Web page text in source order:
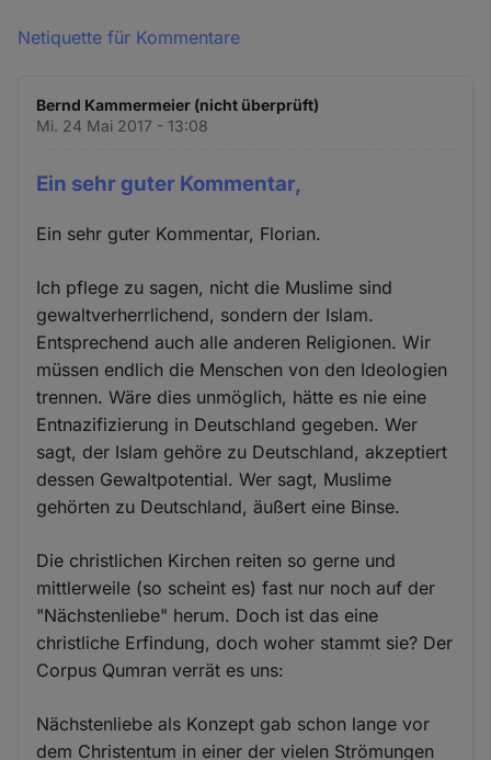
Netiquette für Kommentare
Bernd Kammermeier (nicht überprüft)
Mi. 24 Mai 2017 - 13:08
Ein sehr guter Kommentar,
Ein sehr guter Kommentar, Florian.
Ich pflege zu sagen, nicht die Muslime sind
gewaltverherrlichend, sondern der Islam.
Entsprechend auch alle anderen Religionen. Wir
müssen endlich die Menschen von den Ideologien
trennen. Wäre dies unmöglich, hätte es nie eine
Entnazifizierung in Deutschland gegeben. Wer
sagt, der Islam gehöre zu Deutschland, akzeptiert
dessen Gewaltpotential. Wer sagt, Muslime
gehörten zu Deutschland, äußert eine Binse.
Die christlichen Kirchen reiten so gerne und
mittlerweile (so scheint es) fast nur noch auf der
"Nächstenliebe" herum. Doch ist das eine
christliche Erfindung, doch woher stammt sie? Der
Corpus Qumran verrät es uns:
Nächstenliebe als Konzept gab schon lange vor
dem Christentum in einer der vielen Strömungen